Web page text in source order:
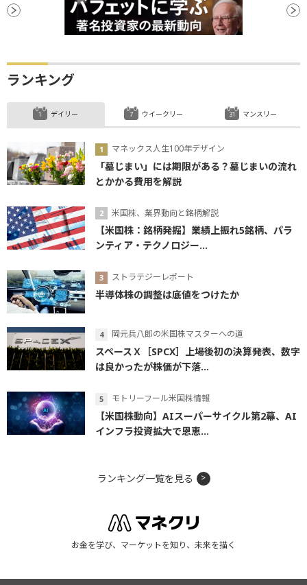
ランキング
デイリー
マネックス人生100年デザイン
「墓じまい」には期限がある？墓じまいの流れ
とかかる費用を解説
米国株、業界動向と銘柄解説
【米国株：銘柄発掘】業績上振れ5銘柄、パラ
ンティア・テクノロジー...
ストラテジーレポート
半導体株の調整は底値をつけたか
岡元兵八郎の米国株マスターへの道
スペースＸ［SPCX］上場後初の決算発表、数字
は良かったが株価が下落...
モトリーフール米国株情報
【米国株動向】AIスーパーサイクル第2幕、AI
インフラ投資拡大で恩恵...
ウイークリー マンスリー
ランキング一覧を見る
お金を学び、マーケットを知り、未来を描く